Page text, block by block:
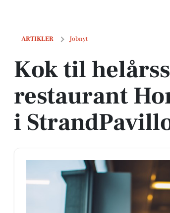
ARTIKLER Jobnyt
Kok til helårsstilling på restaurant Hornbæk
Kok til
restaurant
i